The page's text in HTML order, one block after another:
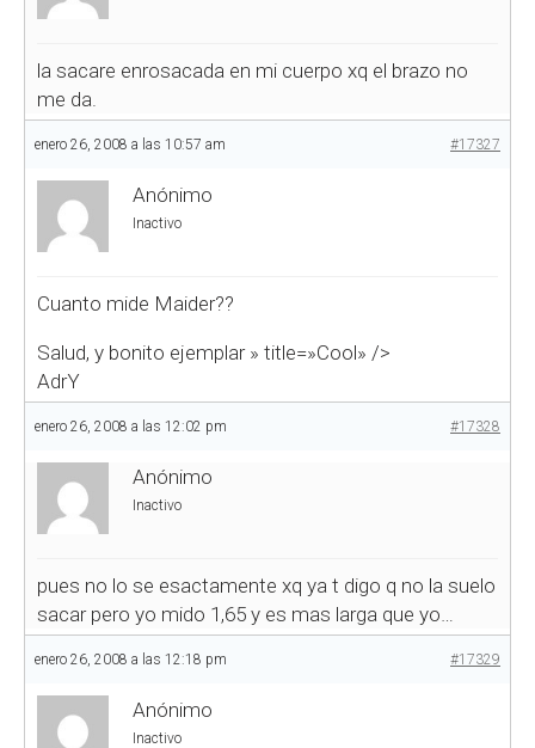
la sacare enrosacada en mi cuerpo xq el brazo no
me da.
enero 26, 2008 a las 10:57 am #17327
Anónimo
Inactivo
Cuanto mide Maider??
Salud, y bonito ejemplar » title=»Cool» />
AdrY
enero 26, 2008 a las 12:02 pm #17328
Anónimo
Inactivo
pues no lo se esactamente xq ya t digo q no la suelo
sacar pero yo mido 1,65 y es mas larga que yo…
enero 26, 2008 a las 12:18 pm #17329
Anónimo
Inactivo